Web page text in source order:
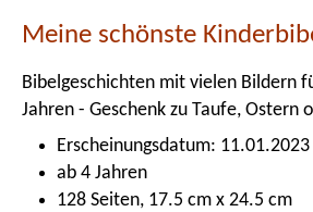
Meine schönste
Bibelgeschichten mit vielen Bildern
Jahren - Geschenk zu Taufe, Ostern
Erscheinungsdatum: 11.01.2023
ab 4 Jahren
128 Seiten, 17.5 cm x 24.5 cm